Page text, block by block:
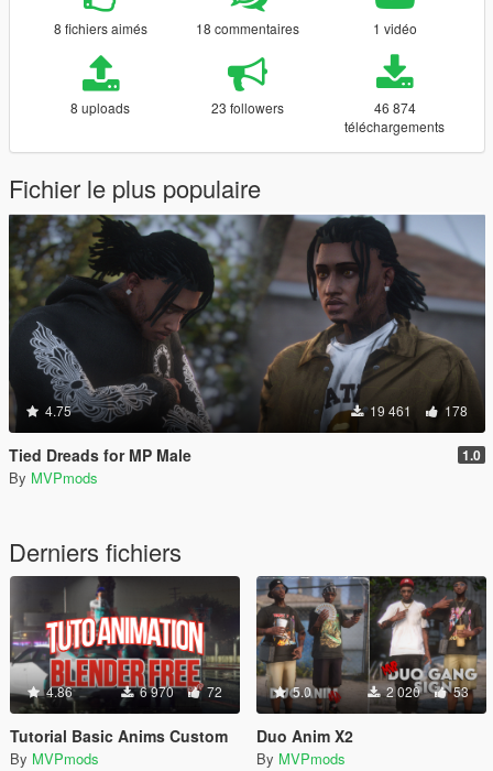
8 fichiers aimés 18 commentaires 1 vidéo
8 uploads 23 followers
46 874
téléchargements
Fichier le plus populaire
4.75 19 461 178
Tied Dreads for MP Male 1.0
By MVPmods
Derniers fichiers
4.86 6 970 72
Tutorial Basic Anims Custom
By MVPmods
5.0 2 020 53
Duo Anim X2
By MVPmods